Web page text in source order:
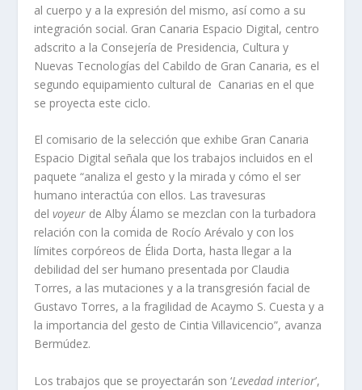
al cuerpo y a la expresión del mismo, así como a su
integración social. Gran Canaria Espacio Digital, centro
adscrito a la Consejería de Presidencia, Cultura y
Nuevas Tecnologías del Cabildo de Gran Canaria, es el
segundo equipamiento cultural de Canarias en el que
se proyecta este ciclo.
El comisario de la selección que exhibe Gran Canaria
Espacio Digital señala que los trabajos incluidos en el
paquete “analiza el gesto y la mirada y cómo el ser
humano interactúa con ellos. Las travesuras
delvoyeur de Alby Álamo se mezclan con la turbadora
relación con la comida de Rocío Arévalo y con los
límites corpóreos de Élida Dorta, hasta llegar a la
debilidad del ser humano presentada por Claudia
Torres, a las mutaciones y a la transgresión facial de
Gustavo Torres, a la fragilidad de Acaymo S. Cuesta y a
la importancia del gesto de Cintia Villavicencio”, avanza
Bermúdez.
Los trabajos que se proyectarán son ‘Levedad interior’,